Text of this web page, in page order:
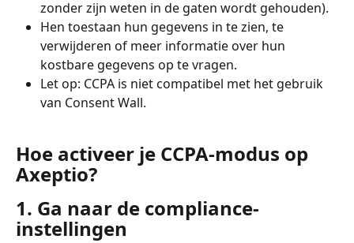
zonder zijn weten in de gaten wordt gehouden).
Hen toestaan hun gegevens in te zien, te
verwijderen of meer informatie over hun
kostbare gegevens op te vragen.
Let op: CCPA is niet compatibel met het gebruik
van Consent Wall.
Hoe activeer je CCPA-modus op
Axeptio?
1. Ga naar de compliance-
instellingen